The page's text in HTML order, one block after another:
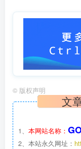
© 版权声明
文
1、 本网站名称：
2、本站永久网址：